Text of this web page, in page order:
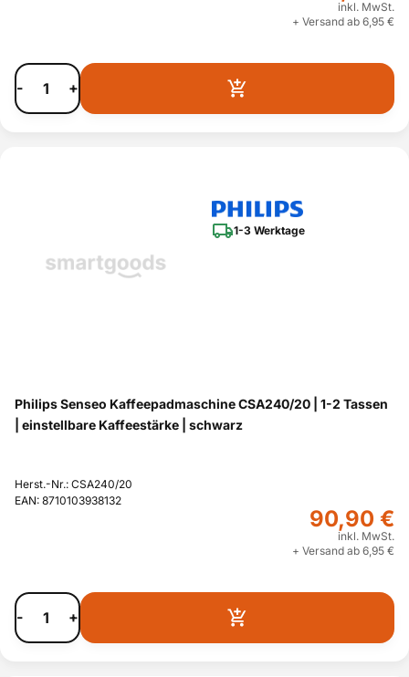
inkl. MwSt.
+ Versand ab 6,95 €
- +
1-3 Werktage
Philips Senseo Kaffeepadmaschine CSA240/20 | 1-2 Tassen
| einstellbare Kaffeestärke | schwarz
Herst.-Nr.: CSA240/20
EAN: 8710103938132
90,90 €
inkl. MwSt.
+ Versand ab 6,95 €
- +